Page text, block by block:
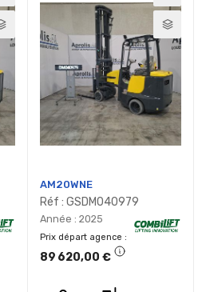
AM20WNE
Réf : GSDM040979
Année : 2025
Prix départ agence
89 620,00 €